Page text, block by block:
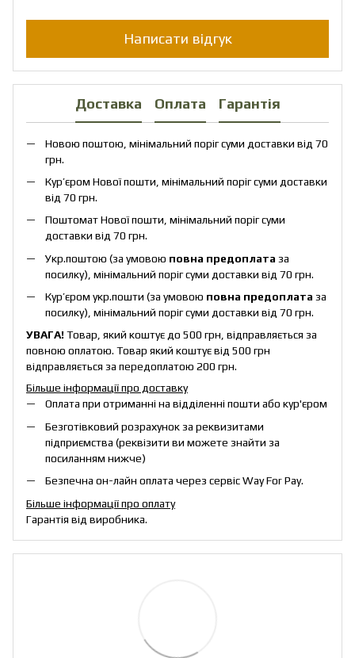
Написати відгук
Доставка Оплата Гарантія
Новою поштою, мінімальний поріг суми доставки від 70
грн.
Кур’єром Нової пошти, мінімальний поріг суми доставки
від 70 грн.
Поштомат Нової пошти, мінімальний поріг суми
доставки від 70 грн.
Укр.поштою (за умовою повна предоплата за
посилку), мінімальний поріг суми доставки від 70 грн.
Кур’єром укр.пошти (за умовою повна предоплата за
посилку), мінімальний поріг суми доставки від 70 грн.
УВАГА!Товар, який коштує до 500 грн, відправляється за
повною оплатою. Товар який коштує від 500 грн
відправляється за передоплатою 200 грн.
Більше інформації про доставку
Оплата при отриманні на відділенні пошти або кур'єром
Безготівковий розрахунок за реквизитами
підприємства (реквізити ви можете знайти за
посиланням нижче)
Безпечна он-лайн оплата через сервіс Way For Pay.
Більше інформації про оплату
Гарантія від виробника.